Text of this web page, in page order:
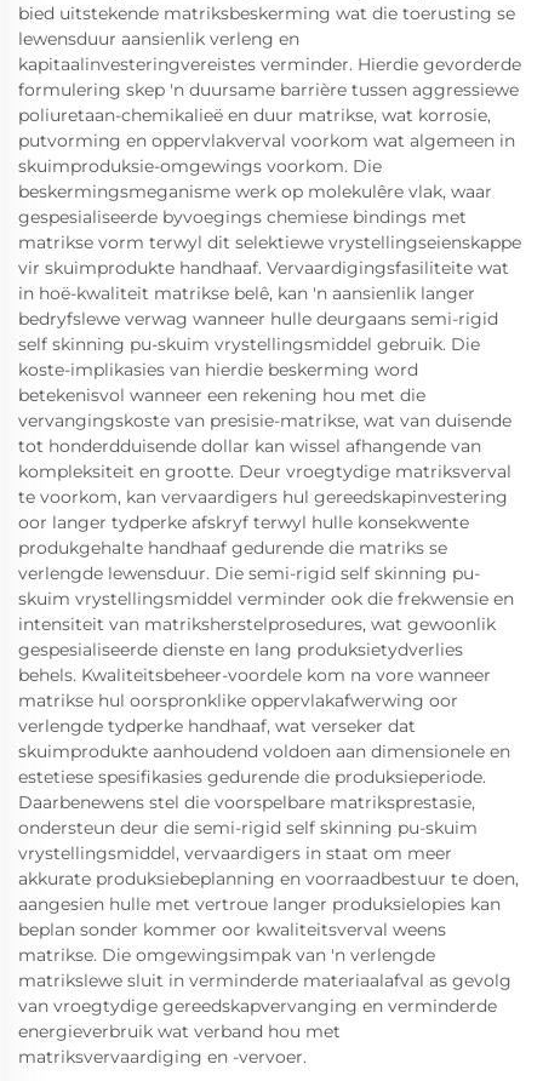
bied uitstekende matriksbeskerming wat die toerusting se
lewensduur aansienlik verleng en
kapitaalinvesteringvereistes verminder. Hierdie gevorderde
formulering skep 'n duursame barrière tussen aggressiewe
poliuretaan-chemikalieë en duur matrikse, wat korrosie,
putvorming en oppervlakverval voorkom wat algemeen in
skuimproduksie-omgewings voorkom. Die
beskermingsmeganisme werk op molekulêre vlak, waar
gespesialiseerde byvoegings chemiese bindings met
matrikse vorm terwyl dit selektiewe vrystellingseienskappe
vir skuimprodukte handhaaf. Vervaardigingsfasiliteite wat
in hoë-kwaliteit matrikse belê, kan 'n aansienlik langer
bedryfslewe verwag wanneer hulle deurgaans semi-rigid
self skinning pu-skuim vrystellingsmiddel gebruik. Die
koste-implikasies van hierdie beskerming word
betekenisvol wanneer een rekening hou met die
vervangingskoste van presisie-matrikse, wat van duisende
tot honderdduisende dollar kan wissel afhangende van
kompleksiteit en grootte. Deur vroegtydige matriksverval
te voorkom, kan vervaardigers hul gereedskapinvestering
oor langer tydperke afskryf terwyl hulle konsekwente
produkgehalte handhaaf gedurende die matriks se
verlengde lewensduur. Die semi-rigid self skinning pu-
skuim vrystellingsmiddel verminder ook die frekwensie en
intensiteit van matriksherstelprosedures, wat gewoonlik
gespesialiseerde dienste en lang produksietydverlies
behels. Kwaliteitsbeheer-voordele kom na vore wanneer
matrikse hul oorspronklike oppervlakafwerwing oor
verlengde tydperke handhaaf, wat verseker dat
skuimprodukte aanhoudend voldoen aan dimensionele en
estetiese spesifikasies gedurende die produksieperiode.
Daarbenewens stel die voorspelbare matriksprestasie,
ondersteun deur die semi-rigid self skinning pu-skuim
vrystellingsmiddel, vervaardigers in staat om meer
akkurate produksiebeplanning en voorraadbestuur te doen,
aangesien hulle met vertroue langer produksielopies kan
beplan sonder kommer oor kwaliteitsverval weens
matrikse. Die omgewingsimpak van 'n verlengde
matrikslewe sluit in verminderde materiaalafval as gevolg
van vroegtydige gereedskapvervanging en verminderde
energieverbruik wat verband hou met
matriksvervaardiging en -vervoer.